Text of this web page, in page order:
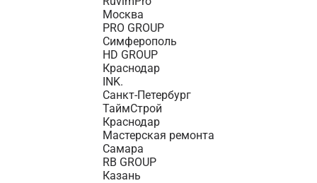
Москва
PRO GROUP
Симферополь
HD GROUP
Краснодар
INK.
Санкт-Петербург
ТаймСтрой
Краснодар
Мастерская ремонта
Самара
RB GROUP
Казань